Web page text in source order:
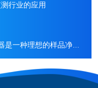
行业的应用
种理想的样品净化方法